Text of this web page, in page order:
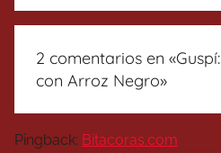
2 comentarios en «
con Arroz Negro»
Pingback: Bitacoras.com